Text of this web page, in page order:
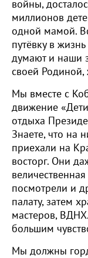
войны,
миллионов
одной мамой.
путёвку в
думают и наши
своей Родиной,
Мы вместе с
движение
отдыха
Знаете, что на
приехали на
восторг. Они
посмотрели и
палату, затем
мастеров,
большим
Мы должны